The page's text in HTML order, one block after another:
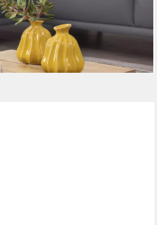
Massivholz 44x44x30 cm, Tisch
Sofatisch Couchtisch